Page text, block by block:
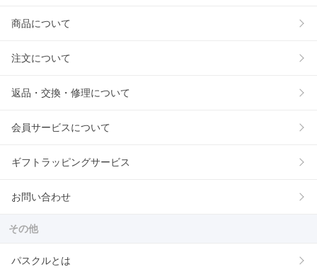
商品について
注文について
返品・交換・修理について
会員サービスについて
ギフトラッピングサービス
お問い合わせ
その他
パスクルとは